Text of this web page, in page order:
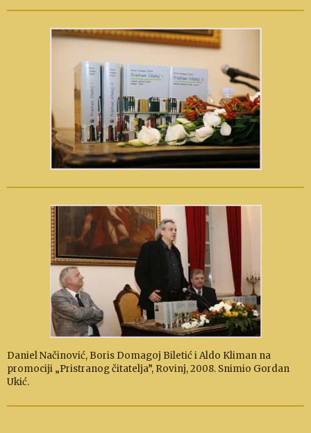
Daniel Načinović, Boris Domagoj Biletić i Aldo Kliman na
promociji „Pristranog čitatelja”, Rovinj, 2008. Snimio Gordan
Ukić.